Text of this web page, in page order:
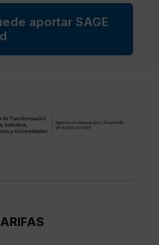
aportar SAGE